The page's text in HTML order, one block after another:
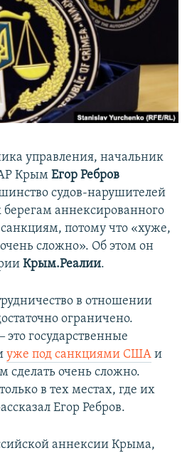
управления, начальник
Крым Егор Ребров
судов-нарушителей
аннексированного
потому что «хуже,
сложно». Об этом он
Крым.Реалии.
в отношении
ограничено.
государственные
уже под санкциями США и
сделать очень сложно.
в тех местах, где их
Егор Ребров.
аннексии Крыма,